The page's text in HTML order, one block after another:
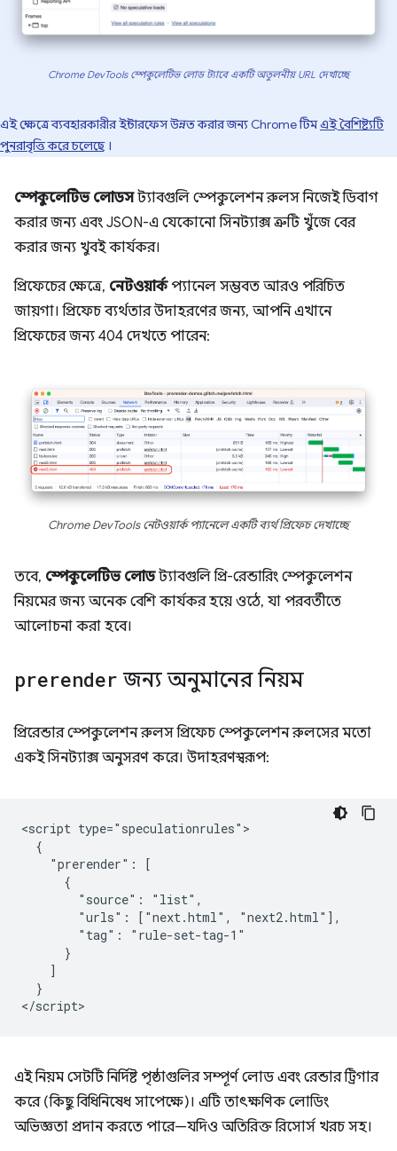
Chrome DevTools স্পেকুলেটিভ লোড ট্যাবে একটি অতুলনীয় URL দেখাচ্ছে
এই ক্ষেত্রে ব্যবহারকারীর ইন্টারফেস উন্নত করার জন্য Chrome টিমএই বৈশিষ্ট্যটি
পুনরাবৃত্তি করে চলেছে।
স্পেকুলেটিভ লোডসট্যাবগুলি স্পেকুলেশন রুলস নিজেই ডিবাগ
করার জন্য এবং JSON-এ যেকোনো সিনট্যাক্স ত্রুটি খুঁজে বের
করার জন্য খুবই কার্যকর।
প্রিফেচের ক্ষেত্রে, নেটওয়ার্কপ্যানেল সম্ভবত আরও পরিচিত
জায়গা। প্রিফেচ ব্যর্থতার উদাহরণের জন্য, আপনি এখানে
প্রিফেচের জন্য 404 দেখতে পারেন:
Chrome DevTools নেটওয়ার্ক প্যানেলে একটি ব্যর্থ প্রিফেচ দেখাচ্ছে
তবে, স্পেকুলেটিভ লোডট্যাবগুলি প্রি-রেন্ডারিং স্পেকুলেশন
নিয়মের জন্য অনেক বেশি কার্যকর হয়ে ওঠে, যা পরবর্তীতে
আলোচনা করা হবে।
prerender জন্য অনুমানের নিয়ম
প্রিরেন্ডার স্পেকুলেশন রুলস প্রিফেচ স্পেকুলেশন রুলসের মতো
একই সিনট্যাক্স অনুসরণ করে। উদাহরণস্বরূপ:
<script type="speculationrules">
  {
    "prerender": [
      {
        "source": "list",
        "urls": ["next.html", "next2.html"],
        "tag": "rule-set-tag-1"
      }
    ]
  }
এই নিয়ম সেটটি নির্দিষ্ট পৃষ্ঠাগুলির সম্পূর্ণ লোড এবং রেন্ডার ট্রিগার
করে (কিছু বিধিনিষেধ সাপেক্ষে)। এটি তাৎক্ষণিক লোডিং
অভিজ্ঞতা প্রদান করতে পারে—যদিও অতিরিক্ত রিসোর্স খরচ সহ।